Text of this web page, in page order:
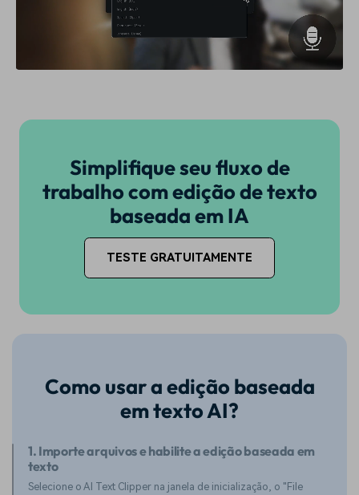
Simplifique seu fluxo de
trabalho com edição de texto
baseada em IA
TESTE GRATUITAMENTE
Como usar a edição baseada
em texto AI?
1. Importe arquivos e habilite a edição baseada em
texto
Selecione o AI Text Clipper na janela de inicialização, o "File